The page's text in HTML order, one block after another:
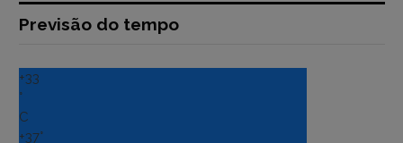
Previsão do tempo
+33
°
C
+37°